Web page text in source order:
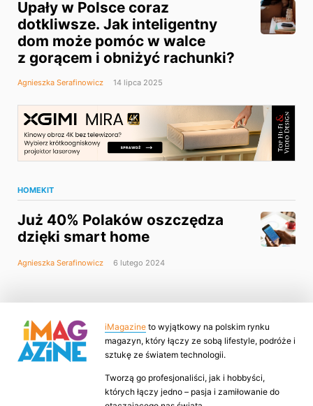
Upały w Polsce coraz
dotkliwsze. Jak inteligentny
dom może pomóc w walce
z gorącem i obniżyć rachunki?
Agnieszka Serafinowicz 14 lipca 2025
HOMEKIT
Już 40% Polaków oszczędza
dzięki smart home
Agnieszka Serafinowicz 6 lutego 2024
iMagazine to wyjątkowy na polskim rynku
magazyn, który łączy ze sobą lifestyle, podróże i
sztukę ze światem technologii.
Tworzą go profesjonaliści, jak i hobbyści,
których łączy jedno – pasja i zamiłowanie do